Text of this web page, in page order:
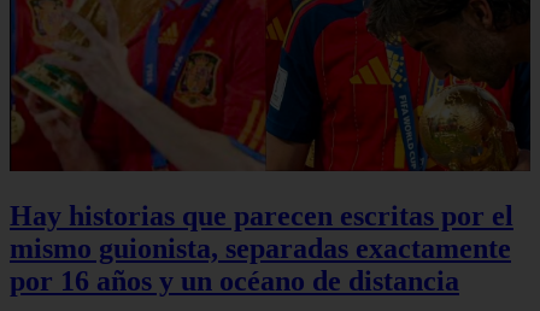
Hay historias que parecen escritas por el
mismo guionista, separadas exactamente
por 16 años y un océano de distancia